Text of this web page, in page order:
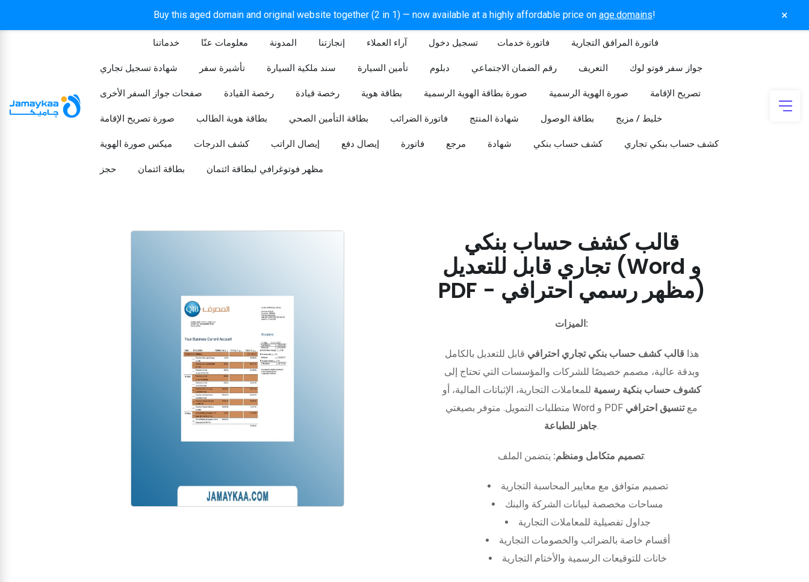
Buy this aged domain and original website together (2 in 1) — now available at a highly affordable price on age.domains! ×
خدماتنا معلومات عنّا المدونة إنجازتنا آراء العملاء تسجيل دخول​ فاتورة خدمات فاتورة المرافق التجارية
شهادة تسجيل تجاري تأشيرة سفر سند ملكية السيارة تأمين السيارة دبلوم رقم الضمان الاجتماعي التعريف جواز سفر فوتو لوك
صفحات جواز السفر الأخرى رخصة القيادة رخصة قيادة بطاقة هوية صورة بطاقة الهوية الرسمية صورة الهوية الرسمية تصريح الإقامة
صورة تصريح الإقامة بطاقة هوية الطالب بطاقة التأمين الصحي فاتورة الضرائب شهادة المنتج بطاقة الوصول خليط / مزيج
ميكس صورة الهوية كشف الدرجات إيصال الراتب إيصال دفع فاتورة مرجع شهادة كشف حساب بنكي كشف حساب بنكي تجاري
حجز بطاقة ائتمان مظهر فوتوغرافي لبطاقة ائتمان
قالب كشف حساب بنكي
تجاري قابل للتعديل (Word و
PDF - مظهر رسمي احترافي)
الميزات:
هذا قالب كشف حساب بنكي تجاري احترافي قابل للتعديل بالكامل
وبدقة عالية، مصمم خصيصًا للشركات والمؤسسات التي تحتاج إلى
كشوف حساب بنكية رسمية للمعاملات التجارية، الإثباتات المالية، أو
متطلبات التمويل. متوفر بصيغتي Word و PDF معتنسيق احترافي
جاهز للطباعة.
تصميم متكامل ومنظم:يتضمن الملف:
تصميم متوافق مع معايير المحاسبة التجارية
مساحات مخصصة لبيانات الشركة والبنك
جداول تفصيلية للمعاملات التجارية
أقسام خاصة بالضرائب والخصومات التجارية
خانات للتوقيعات الرسمية والأختام التجارية